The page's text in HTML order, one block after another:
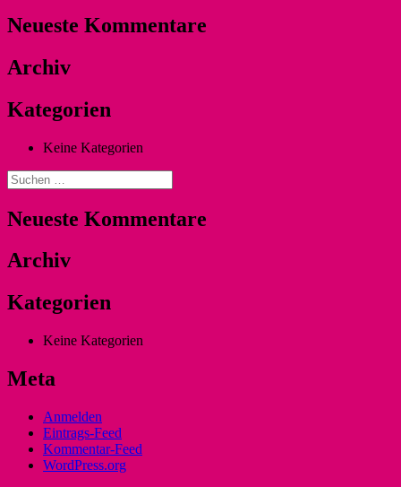
Neueste Kommentare
Archiv
Kategorien
Keine Kategorien
Suchen
nach:
Neueste Kommentare
Archiv
Kategorien
Keine Kategorien
Meta
Anmelden
Eintrags-Feed
Kommentar-Feed
WordPress.org